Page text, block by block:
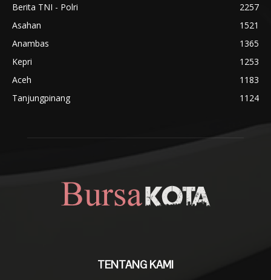
Berita TNI - Polri
2257
Asahan
1521
Anambas
1365
Kepri
1253
Aceh
1183
Tanjungpinang
1124
TENTANG KAMI